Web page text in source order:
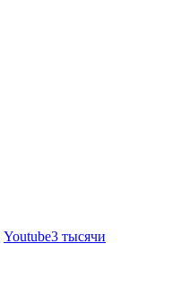
Youtube3 тысячи